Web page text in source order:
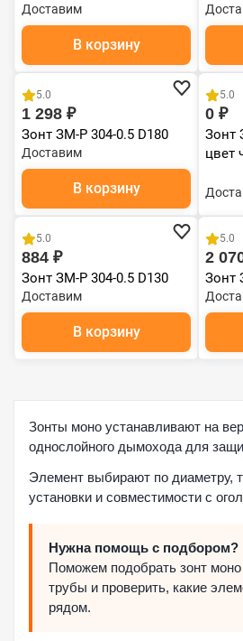
Доставим
В корзину
5.0
1 298 ₽
Зонт ЗМ-Р 304-0.5 D180
Доставим
В корзину
5.0
0 ₽
Зонт
цвет
5.0
884 ₽
Зонт ЗМ-Р 304-0.5 D130
Доставим
В корзину
5.0
2
Зонт
Зонты моно устанавливают на
однослойного дымохода для
Элемент выбирают по диаметру,
установки и совместимости с
Нужна помощь с подбором?
Поможем подобрать зонт
трубы и проверить, какие
рядом.